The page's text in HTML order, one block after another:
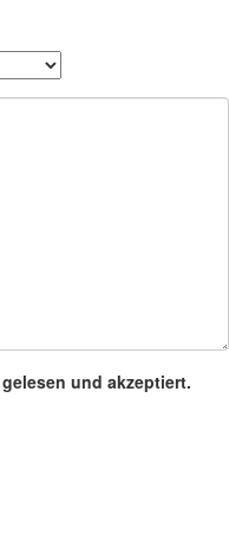
gelesen und akzeptiert.